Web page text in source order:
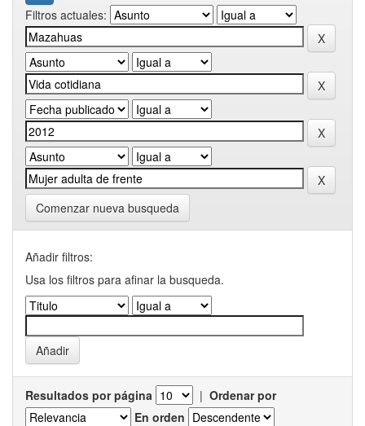
Filtros actuales:
Comenzar nueva busqueda
Añadir filtros:
Usa los filtros para afinar la busqueda.
Resultados por página | Ordenar por
En orden